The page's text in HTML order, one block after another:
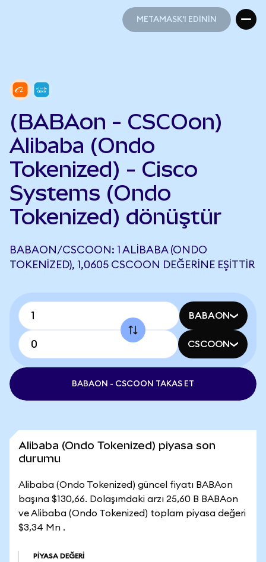
METAMASK'I EDİNİN
(BABAon - CSCOon)
Alibaba (Ondo
Tokenized) - Cisco
Systems (Ondo
Tokenized) dönüştür
BABAON/CSCOON: 1 ALIBABA (ONDO
TOKENIZED), 1,0605 CSCOON DEĞERINE EŞITTIR
BABAON
CSCOON
BABAON - CSCOON TAKAS ET
Alibaba (Ondo Tokenized) piyasa son
durumu
Alibaba (Ondo Tokenized) güncel fiyatı BABAon
başına $130,66. Dolaşımdaki arzı 25,60 B BABAon
ve Alibaba (Ondo Tokenized) toplam piyasa değeri
$3,34 Mn .
PIYASA DEĞERI